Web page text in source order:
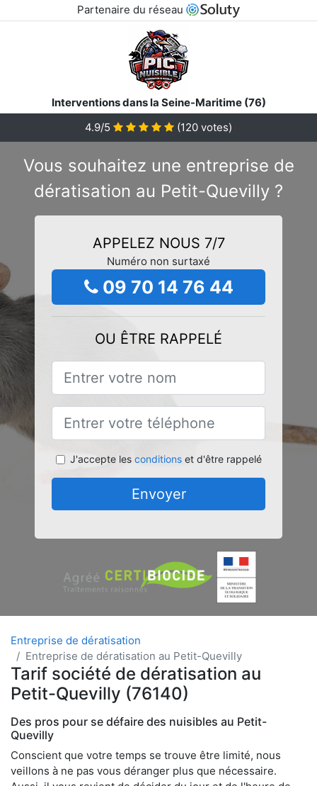
Partenaire du réseau
Interventions dans la Seine-Maritime (76)
4.9/5
(120 votes)
Vous souhaitez une entreprise de
dératisation au Petit-Quevilly ?
APPELEZ NOUS 7/7
Numéro non surtaxé
09 70 14 76 44
OU ÊTRE RAPPELÉ
J'accepte les conditionset d'être rappelé
Envoyer
Entreprise de dératisation
Entreprise de dératisation au Petit-Quevilly
Tarif société de dératisation au
Petit-Quevilly (76140)
Des pros pour se défaire des nuisibles au Petit-
Quevilly
Conscient que votre temps se trouve être limité, nous
veillons à ne pas vous déranger plus que nécessaire.